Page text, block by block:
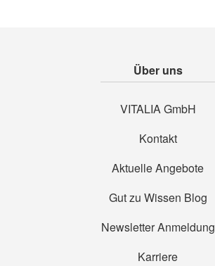
Über uns
VITALIA GmbH
Kontakt
Aktuelle Angebote
Gut zu Wissen Blog
Newsletter Anmeldung
Karriere